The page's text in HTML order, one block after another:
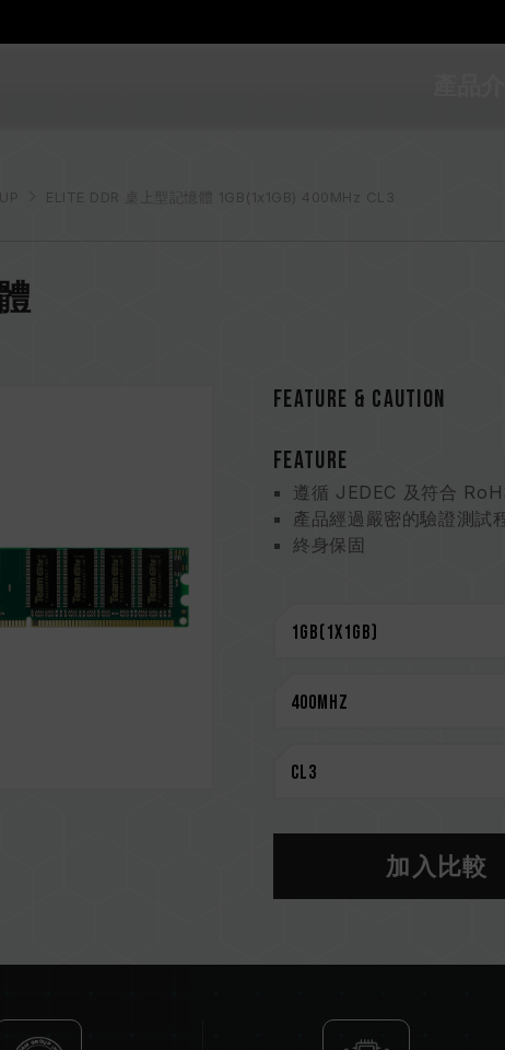
ELITE DDR 桌上型記憶體 1GB(1x1GB) 400MHz CL3
FEATURE & CAUTION
FEATURE
遵循 JEDEC 及符合
產品經過嚴密的驗證測試
終身保固
加入比較